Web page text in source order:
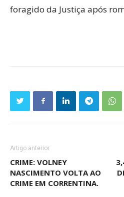
foragido da Justiça após
Artigo anterior
CRIME: VOLNEY
NASCIMENTO VOLTA AO
CRIME EM CORRENTINA.